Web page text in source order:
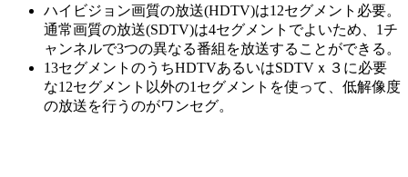
ハイビジョン画質の放送(HDTV)は12セグメント必要。
通常画質の放送(SDTV)は4セグメントでよいため、1チ
ャンネルで3つの異なる番組を放送することができる。
13セグメントのうちHDTVあるいはSDTVｘ３に必要
な12セグメント以外の1セグメントを使って、低解像度
の放送を行うのがワンセグ。